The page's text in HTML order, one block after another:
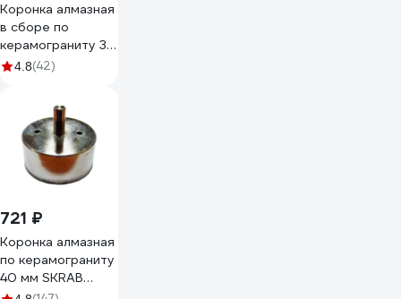
Коронка алмазная
в сборе по
керамограниту 30
мм Elitech
4.8(42)
721 ₽
Коронка алмазная
по керамограниту
40 мм SKRAB
33740